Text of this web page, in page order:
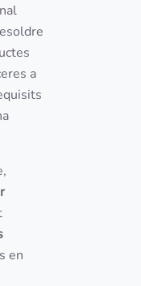
a
en